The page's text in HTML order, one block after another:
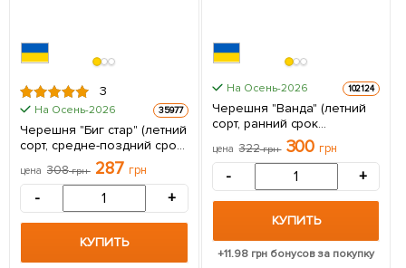
3
На Осень-2026 35977
Черешня "Биг стар" (летний
сорт, средне-поздний срок
созревания) 1 саженец в
упаковке
цена 308грн 287 грн
- +
КУПИТЬ
На Осень-2026 102124
Черешня "Ванда" (летний
сорт, ранний срок
созревания) 1 саженец в
упаковке
цена 322грн 300 грн
- +
КУПИТЬ
+11.98грн бонусов за покупку